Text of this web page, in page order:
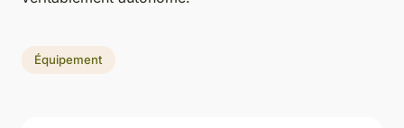
Équipement